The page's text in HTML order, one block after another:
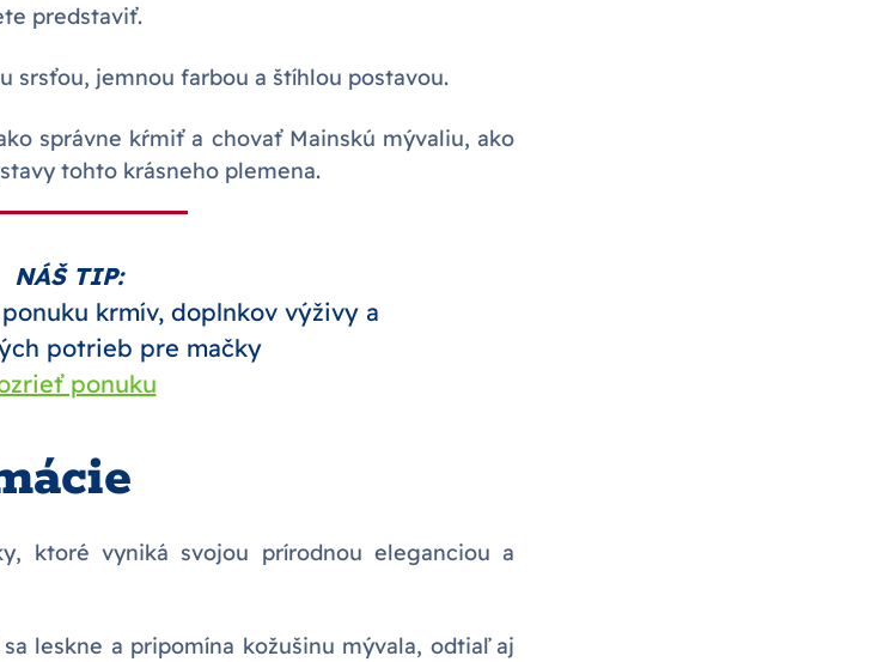
predstaviť.
srsťou, jemnou farbou a štíhlou postavou.
správne kŕmiť a chovať Mainskú mývaliu, ako
tohto krásneho plemena.
NÁŠ TIP:
krmív, doplnkov výživy a
potrieb pre mačky
ponuku
ktoré vyniká svojou prírodnou eleganciou a
leskne a pripomína kožušinu mývala, odtiaľ aj